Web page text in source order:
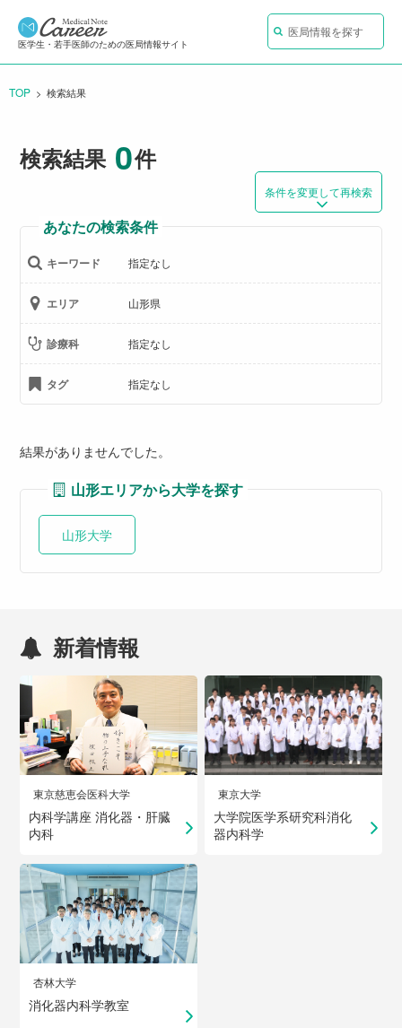
医学生・若手医師のための医局情報サイト
医局情報を探す
TOP CURRENT:
検索結果
検索結果 0件
条件を変更して再検索
あなたの検索条件
キーワード 指定なし
エリア 山形県
診療科 指定なし
タグ 指定なし
結果がありませんでした。
山形エリアから大学を探す
山形大学
新着情報
東京慈恵会医科大学
内科学講座 消化器・肝臓
内科
東京大学
大学院医学系研究科消化
器内科学
杏林大学
消化器内科学教室